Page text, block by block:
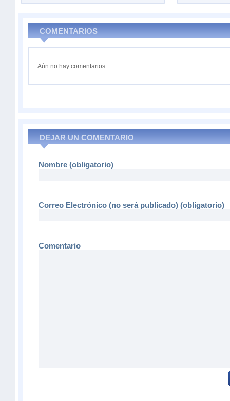
COMENTARIOS
Aún no hay comentarios.
DEJAR UN COMENTARIO
Nombre (obligatorio)
Correo Electrónico (no será publicado) (obligatorio)
Comentario